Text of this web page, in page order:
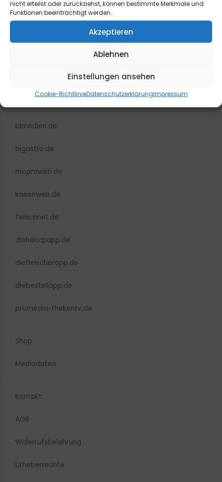
nicht erteilst oder zurückziehst, können bestimmte Merkmale und
Funktionen beeinträchtigt werden.
Akzeptieren
Ablehnen
Einstellungen ansehen
Cookie-RichtlinieDatenschutzerklärungImpressum
hier.
blmedien.de
blgastro.de
moproweb.de
kaeseweb.de
fleischnet.de
diehaccpapp.de
diefleischerapp.de
diebestellapp.de
promedia-thekentv.de
Shop
Mediadaten
Kontakt
AGB
Widerrufsbelehrung
Urheberrechte​